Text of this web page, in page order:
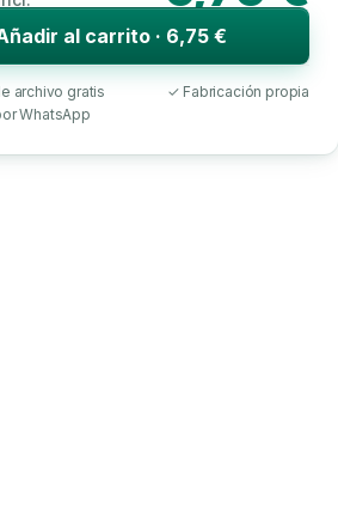
al carrito · 6,75 €
archivo gratis
✓ Fabricación propia
WhatsApp